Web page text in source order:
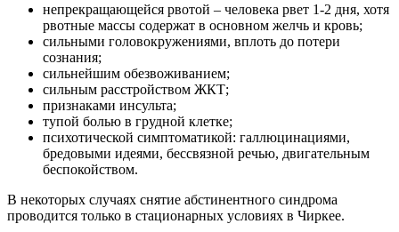
непрекращающейся рвотой – человека рвет 1-2 дня, хотя
рвотные массы содержат в основном желчь и кровь;
сильными головокружениями, вплоть до потери
сознания;
сильнейшим обезвоживанием;
сильным расстройством ЖКТ;
признаками инсульта;
тупой болью в грудной клетке;
психотической симптоматикой: галлюцинациями,
бредовыми идеями, бессвязной речью, двигательным
беспокойством.
В некоторых случаях снятие абстинентного синдрома
проводится только в стационарных условиях в Чиркее.